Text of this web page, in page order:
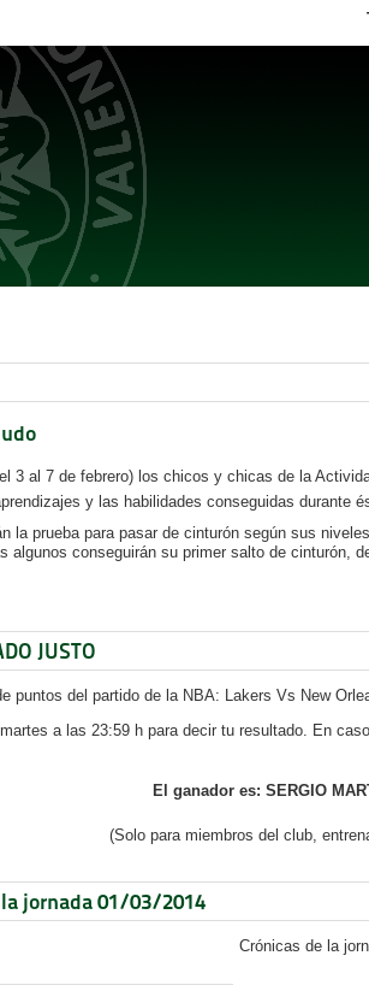
3 al 7 de febrero) los chicos y chicas de la
y las habilidades conseguidas durante
la prueba para pasar de cinturón según sus
algunos conseguirán su primer salto de cinturón,
JUSTO
puntos del partido de la NBA: Lakers Vs New
a las 23:59 h para decir tu resultado. En
El ganador es: SERGIO
(Solo para miembros del club,
jornada 01/03/2014
Crónicas de la